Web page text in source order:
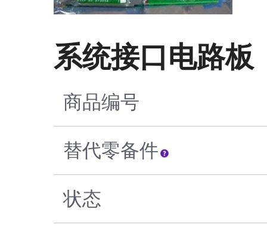
系统接口电路板
商品编号
替代零备件
状态